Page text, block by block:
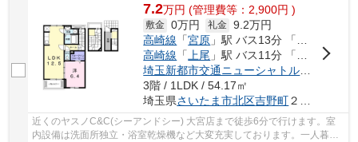
7.2万円 (管理費等：2,900円 )
敷金 0万円 礼金 9.2万円
高崎線 「宮原 」駅 バス13分 「吉野原車庫」 停歩3分
高崎線 「 上尾 」駅 バス11分 「吉野町車庫」 停歩3分
3階 / 1LDK / 54.17㎡
埼玉県さいたま市北区吉野町２丁目２１５-４
近くのヤスノC&C(シーアンドシー) 大宮店まで徒歩6分で行けます。室
内設備は洗面所独立・浴室乾燥機など大変充実しております。一人暮ら